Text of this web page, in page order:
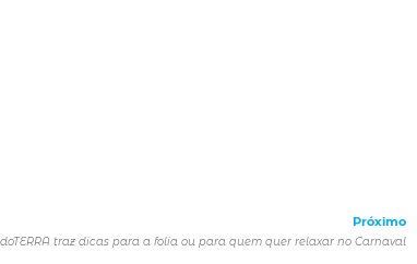
Próximo
doTERRA traz dicas para a folia ou para quem quer relaxar no Carnaval